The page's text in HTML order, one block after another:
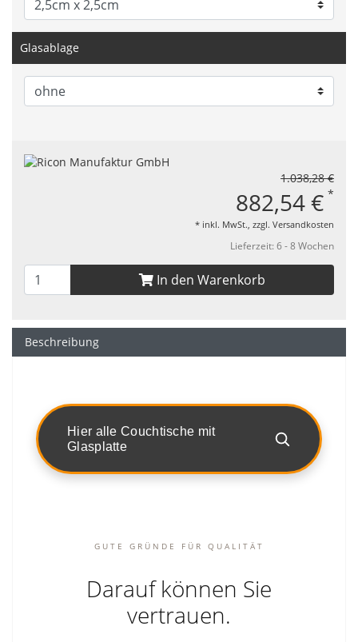
Glasablage
1.038,28 €
882,54 € *
* inkl. MwSt., zzgl. Versandkosten
Lieferzeit: 6 - 8 Wochen
In den Warenkorb
Beschreibung
Hier alle Couchtische mit
Glasplatte
GUTE GRÜNDE FÜR QUALITÄT
Darauf können Sie
vertrauen.